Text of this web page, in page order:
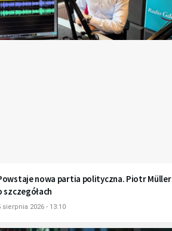
nowa partia polityczna. Piotr Müller
szczegółach
sierpnia 2026 - 13:10